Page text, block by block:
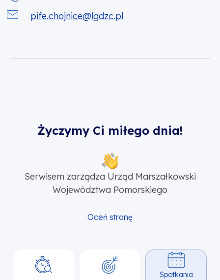
pife.chojnice@lgdzc.pl
Życzymy Ci miłego dnia!
Serwisem zarządza Urząd Marszałkowski
Województwa Pomorskiego
Oceń stronę
Spotkania